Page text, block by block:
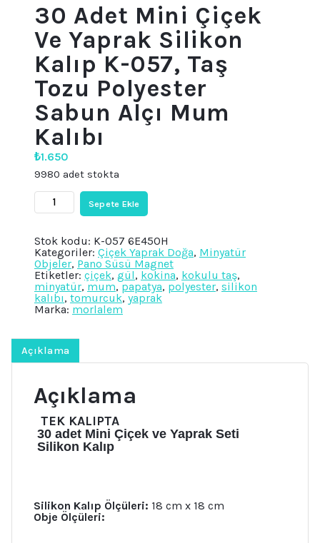
30 Adet Mini Çiçek
Ve Yaprak Silikon
Kalıp K-057, Taş
Tozu Polyester
Sabun Alçı Mum
Kalıbı
₺1.650
9980 adet stokta
30
Adet
Ve
Yaprak
Silikon
Kalıp
K-
057,
Taş
Sabun
Alçı
Mum
adet
Sepete Ekle
Stok kodu: K-057 6E450H
Kategoriler: Çiçek Yaprak Doğa, Minyatür
Objeler, Pano Süsü Magnet
Etiketler: çiçek, gül, kokina, kokulu taş,
minyatür, mum,papatya, polyester, silikon
kalıbı, tomurcuk, yaprak
Marka: morlalem
Açıklama
Açıklama
TEK KALIPTA
30 adet Mini Çiçek ve Yaprak Seti
Silikon Kalıp
Silikon Kalıp Ölçüleri: 18 cm x 18 cm
Obje Ölçüleri: